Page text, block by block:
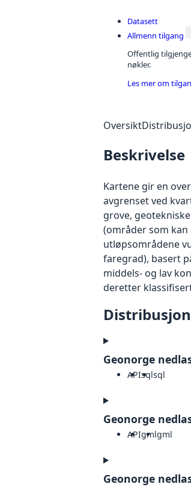
Datasett
Allmenn tilgang
Offentlig
nøkler.
Les mer om
Oversikt
Beskrivelse
Kartene gir en
avgrenset ved
grove,
(områder som
utløpsområdene
faregrad), basert
middels- og lav
deretter
Geonorge
APIsqlsql
Geonorge
APIgmlgml
Geonorge